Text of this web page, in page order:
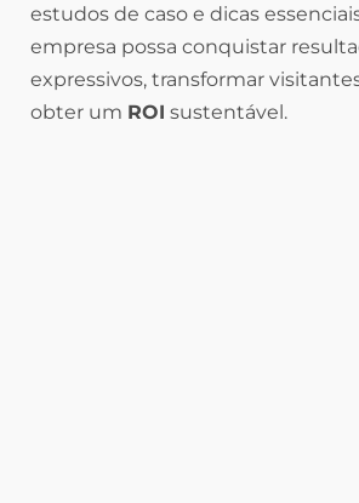
estudos de caso e dicas
empresa possa conquistar
expressivos, transformar
obter um ROI sustentável.